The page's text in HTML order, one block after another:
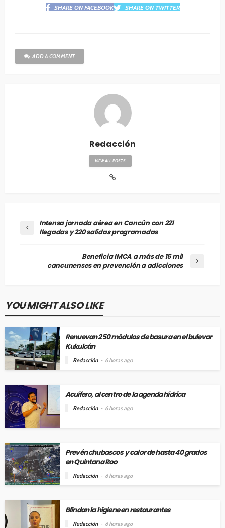
SHARE ON FACEBOOK SHARE ON TWITTER
ADD A COMMENT
Redacción
VIEW ALL POSTS
Intensa jornada aérea en Cancún con 221
llegadas y 220 salidas programadas
Beneficia IMCA a más de 15 mil
cancunenses en prevención a adicciones
YOU MIGHT ALSO LIKE
Renuevan 250 módulos de basura en el bulevar
Kukulcán
Redacción 6 horas ago
Acuífero, al centro de la agenda hídrica
Redacción 6 horas ago
Prevén chubascos y calor de hasta 40 grados
en Quintana Roo
Redacción 6 horas ago
Blindan la higiene en restaurantes
Redacción 6 horas ago